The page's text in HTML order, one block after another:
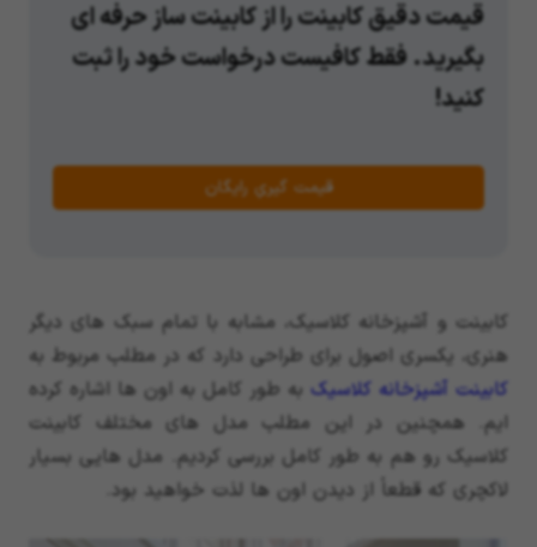
قیمت دقیق کابینت را از کابینت ساز حرفه ای
بگیرید. فقط کافیست درخواست خود را ثبت
کنید!
قیمت گیریِ رایگان
کابینت و آشپزخانه کلاسیک، مشابه با تمام سبک های دیگر
هنری، یکسری اصول برای طراحی دارد که در مطلب مربوط به
کابینت آشپزخانه کلاسیک به طور کامل به اون ها اشاره کرده
ایم. همچنین در این مطلب مدل های مختلف کابینت
کلاسیک رو هم به طور کامل بررسی کردیم. مدل هایی بسیار
لاکچری که قطعاً از دیدن اون ها لذت خواهید بود.